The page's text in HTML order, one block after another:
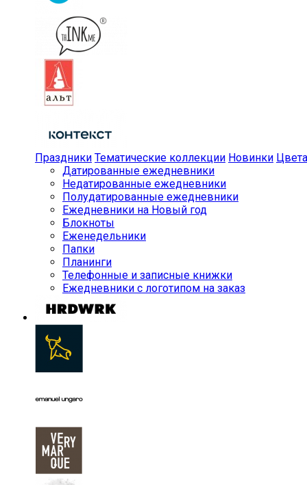
Праздники Тематические коллекции Новинки Цвета
Датированные ежедневники
Недатированные ежедневники
Полудатированные ежедневники
Ежедневники на Новый год
Блокноты
Еженедельники
Папки
Планинги
Телефонные и записные книжки
Ежедневники с логотипом на заказ